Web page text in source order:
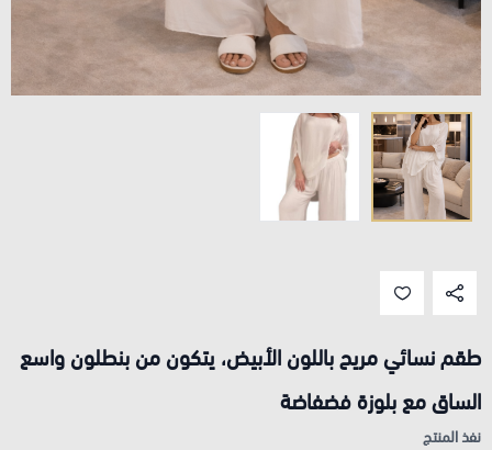
طقم نسائي مريح باللون الأبيض، يتكون من بنطلون واسع
الساق مع بلوزة فضفاضة
نفذ المنتج